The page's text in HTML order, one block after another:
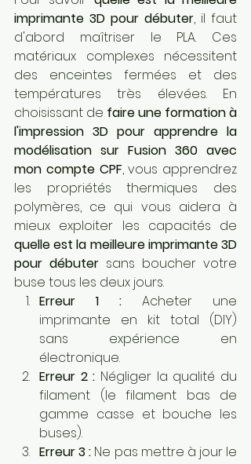
imprimante 3D pour débuter, il faut
d'abord maîtriser le PLA. Ces
matériaux complexes nécessitent
des enceintes fermées et des
températures très élevées. En
choisissant de faire une formation à
l'impression 3D pour apprendre la
modélisation sur Fusion 360 avec
mon compte CPF, vous apprendrez
les propriétés thermiques des
polymères, ce qui vous aidera à
quelle est la meilleure imprimante 3D
pour débuter sans boucher votre
buse tous les deux jours.
Erreur 1 : Acheter une
imprimante en kit total (DIY)
sans expérience en
électronique.
Erreur 2 : Négliger la qualité du
filament (le filament bas de
gamme casse et bouche les
buses).
Erreur 3 : Ne pas mettre à jour le